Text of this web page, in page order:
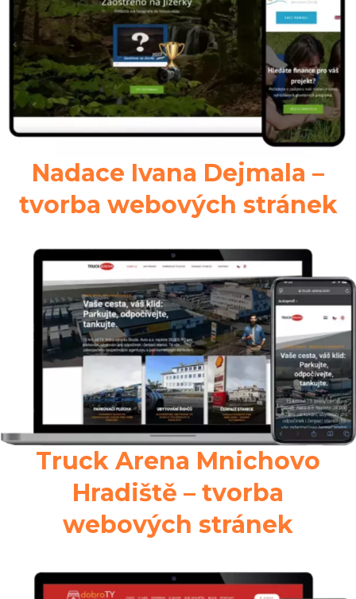
Nadace Ivana Dejmala –
tvorba webových stránek
Truck Arena Mnichovo
Hradiště – tvorba
webových stránek